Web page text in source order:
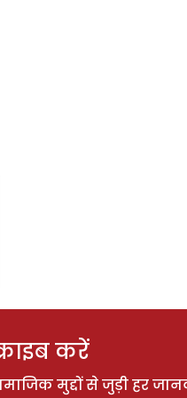
करें
मुद्दों से जुड़ी हर